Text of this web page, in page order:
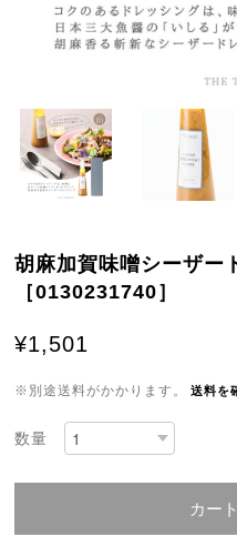
胡麻加賀味噌シーザー
［0130231740］
¥1,501
※別途送料がかかります。 送料を
数量
カー